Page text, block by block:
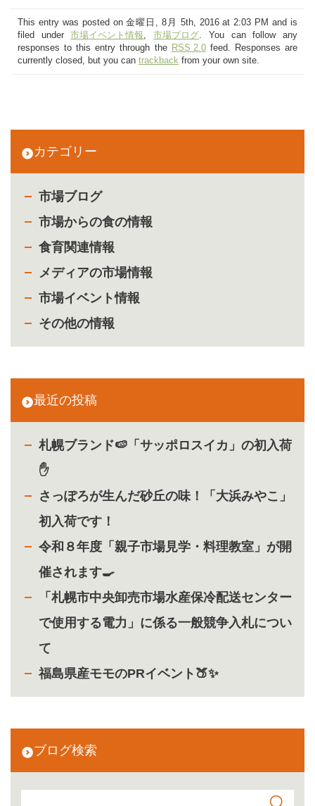
カテゴリー
市場ブログ
市場からの食の情報
食育関連情報
メディアの市場情報
市場イベント情報
その他の情報
最近の投稿
札幌ブランド🍉「サッポロスイカ」の初入荷
✋
さっぽろが生んだ砂丘の味！「大浜みやこ」
初入荷です！
令和８年度「親子市場見学・料理教室」が開
催されます🍳
「札幌市中央卸売市場水産保冷配送センター
で使用する電力」に係る一般競争入札につい
て
福島県産モモのPRイベント🍑✨
ブログ検索
This entry was posted on 金曜日, 8月 5th, 2016 at 2:03 PM and is
filed under市場イベント情報 ,市場ブログ . You can follow any
responses to this entry through the RSS 2.0feed. Responses are
currently closed, but you can trackback from your own site.